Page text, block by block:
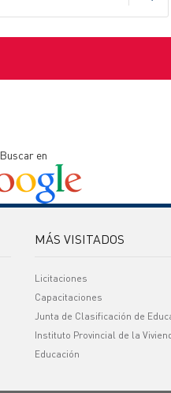
Buscar en
MÁS VISITADOS
Licitaciones
Capacitaciones
Junta de Clasificación de
Instituto Provincial de la
Educación